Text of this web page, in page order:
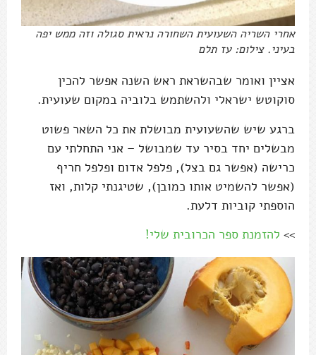
אחרי השריה השעועית השחורה נראית סגולה וזה ממש יפה
בעיני. צילום: עז תלם
אציין ואומר שבהשראת ראש השנה אפשר להכין
סוקוטש ישראלי ולהשתמש בלוביה במקום שעועית.
ברגע שיש שהשעועית מבושלת את כל השאר פשוט
מבשלים יחד בסיר עד שמבושל – אני התחלתי עם
כרישה (אפשר גם בצל), פלפל אדום ופלפל חריף
(אפשר להשמיט אותו כמובן), שטיגנתי קלות, ואז
הוספתי קוביות דלעת.
>> להזמנת ספר הכרובית שלי!